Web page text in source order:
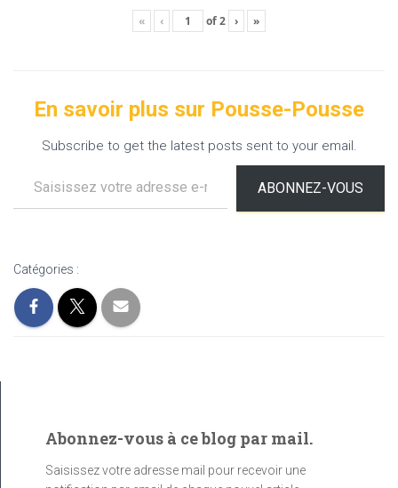
« ‹ of2 › »
En savoir plus sur Pousse-Pousse
Subscribe to get the latest posts sent to your email.
ABONNEZ-VOUS
Catégories :
Abonnez-vous à ce blog par mail.
Saisissez votre adresse mail pour recevoir une